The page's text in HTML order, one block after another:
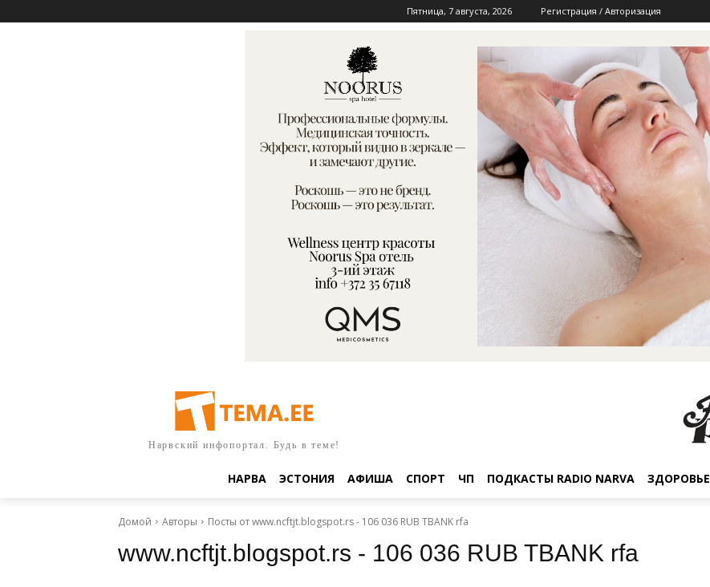
Пятница, 7 августа, 2026 Регистрация / Авторизация
Нарвский инфопортал. Будь в теме!
НАРВА ЭСТОНИЯ АФИША СПОРТ ЧП ПОДКАСТЫ RADIO NARVA ЗДОРОВЬЕ
Домой Авторы Посты от www.ncftjt.blogspot.rs - 106 036 RUB TBANK rfa
www.ncftjt.blogspot.rs - 106 036 RUB TBANK rfa